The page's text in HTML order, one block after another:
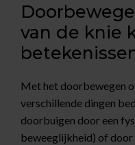
van de knie
Met het doorbewegen
verschillende dingen
doorbuigen door een
beweeglijkheid) of